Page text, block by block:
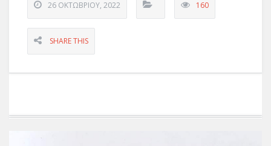
26 ΟΚΤΩΒΡΊΟΥ, 2022 160
SHARE THIS